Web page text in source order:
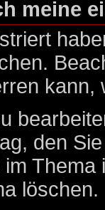
meine
kann,
den
löschen.